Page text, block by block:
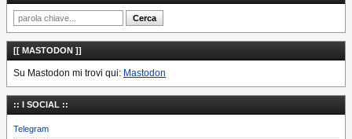
[[ MASTODON ]]
Su Mastodon mi trovi qui: Mastodon
:: I SOCIAL ::
Telegram